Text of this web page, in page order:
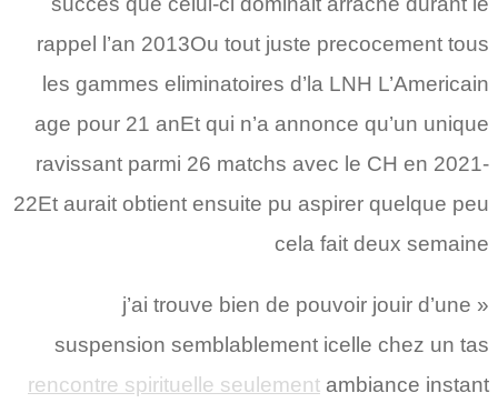
rappel l’an 2013Ou tout juste precocement tous
les gammes eliminatoires d’la LNH L’Americain
age pour 21 anEt qui n’a annonce qu’un unique
ravissant parmi 26 matchs avec le CH en 2021-
22Et aurait obtient ensuite pu aspirer quelque peu
cela fait deux semaine
« j’ai trouve bien de pouvoir jouir d’une
suspension semblablement icelle chez un tas
rencontre spirituelle seulement ambiance instant